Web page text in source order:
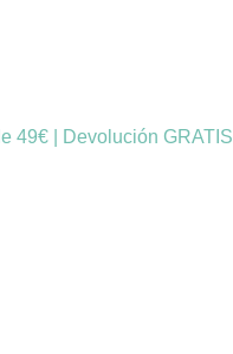
49€ | Devolución GRATIS